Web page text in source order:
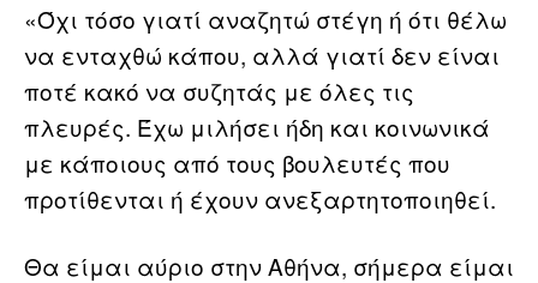
«Όχι τόσο γιατί αναζητώ στέγη ή ότι θέλω
να ενταχθώ κάπου, αλλά γιατί δεν είναι
ποτέ κακό να συζητάς με όλες τις
πλευρές. Έχω μιλήσει ήδη και κοινωνικά
με κάποιους από τους βουλευτές που
προτίθενται ή έχουν ανεξαρτητοποιηθεί.
Θα είμαι αύριο στην Αθήνα, σήμερα είμαι